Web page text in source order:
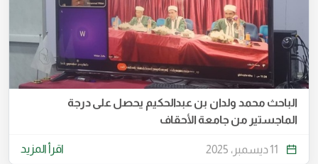
الباحث محمد ولدان بن عبدالحكيم يحصل على درجة
الماجستير من جامعة الأحقاف
11 ديسمبر، 2025 اقرأ المزيد